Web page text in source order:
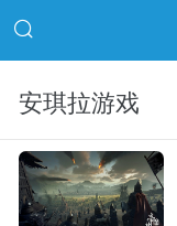
安琪拉游戏